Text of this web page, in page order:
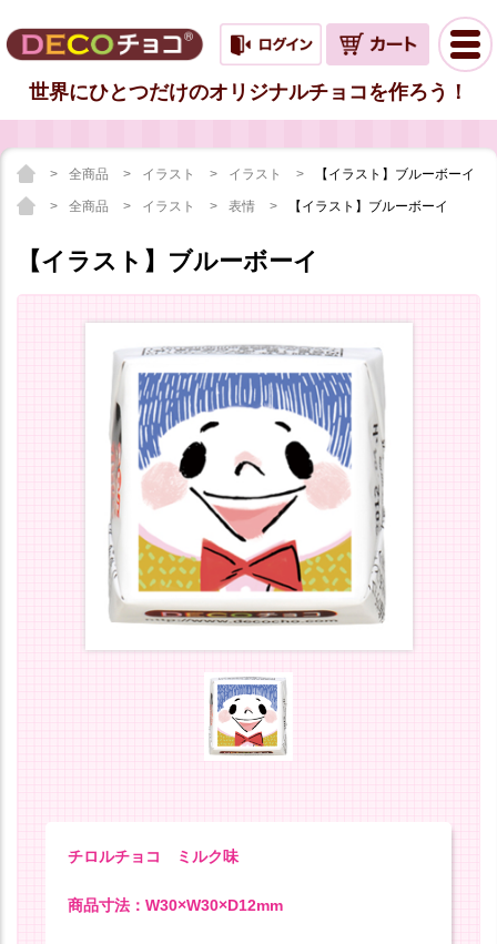
世界にひとつだけのオリジナルチョコを作ろう！
全商品 イラスト イラスト 【イラスト】ブルーボーイ
全商品 イラスト 表情 【イラスト】ブルーボーイ
【イラスト】ブルーボーイ
チロルチョコ ミルク味
商品寸法：W30×W30×D12mm